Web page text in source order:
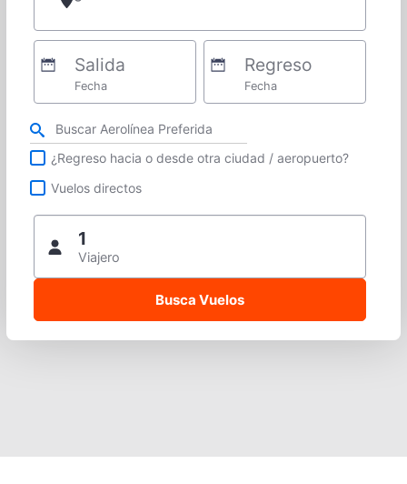
Salida
Fecha
Regreso
Fecha
Refina tu búsqueda por aerolínea, ciudad o aeropuerto o vuelos directos
¿Regreso hacia o desde otra ciudad / aeropuerto?
Vuelos directos
1
Viajero